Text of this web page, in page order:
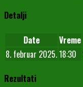
Detalji
Date Vreme
8. februar 2025.18:30
Rezultati